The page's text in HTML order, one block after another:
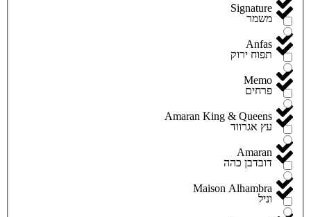
Signature
Anfas
Memo
Amaran King & Queens
Amaran
Maison Alhambra
משמר
תפוח ירוק
פרחים
עץ אגרווד
דובדבן כהה
וניל